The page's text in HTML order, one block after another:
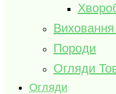
Породи
Огляди
Огляди